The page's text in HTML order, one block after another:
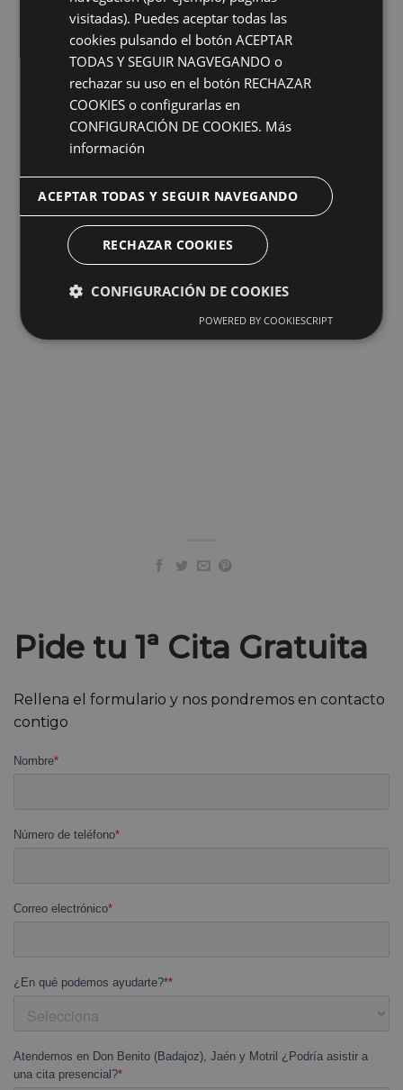
Pide tu 1ª Cita Gratuita
Rellena el formulario y nos pondremos en contacto
contigo
visitadas). Puedes aceptar todas las
cookies pulsando el botón ACEPTAR
TODAS Y SEGUIR NAGVEGANDO o
rechazar su uso en el botón RECHAZAR
COOKIES o configurarlas en
CONFIGURACIÓN DE COOKIES. Más
información
ACEPTAR TODAS Y SEGUIR NAVEGANDO
RECHAZAR COOKIES
CONFIGURACIÓN DE COOKIES
POWERED BY COOKIESCRIPT